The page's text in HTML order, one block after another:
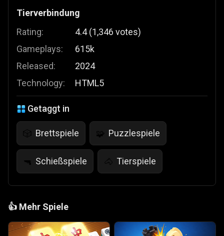
Tierverbindung
Rating:
Gameplays:
Released:
Technology:
4.4 (1,346 votes)
615k
2024
HTML5
Getaggt in
🎲 Brettspiele 🧩 Puzzlespiele
🔫 Schießspiele 🐴 Tierspiele
👍 Mehr Spiele